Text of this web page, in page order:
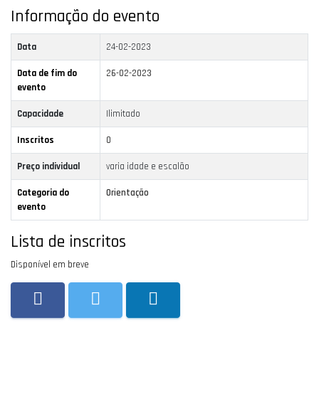
Informação do evento
Data 24-02-2023
Data de fim do
evento
26-02-2023
Capacidade Ilimitado
Inscritos 0
Preço individual varia idade e escalão
Categoria do
evento
Orientação
Lista de inscritos
Disponível em breve